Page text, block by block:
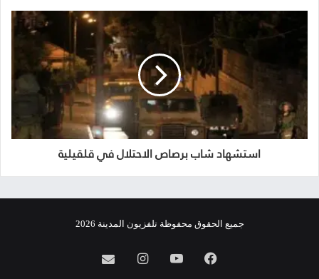
استشهاد شاب برصاص الاحتلال في قلقيلية
جميع الحقوق محفوظة تلفزيون المدينة 2026
فيسبوكيوتيوبانستقرامinfo@almadina.tv